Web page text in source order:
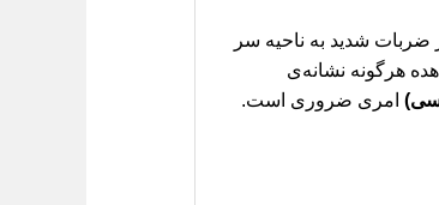
ضربات شدید به ناحیه سر
هرگونه نشانه‌ی
امری ضروری است.